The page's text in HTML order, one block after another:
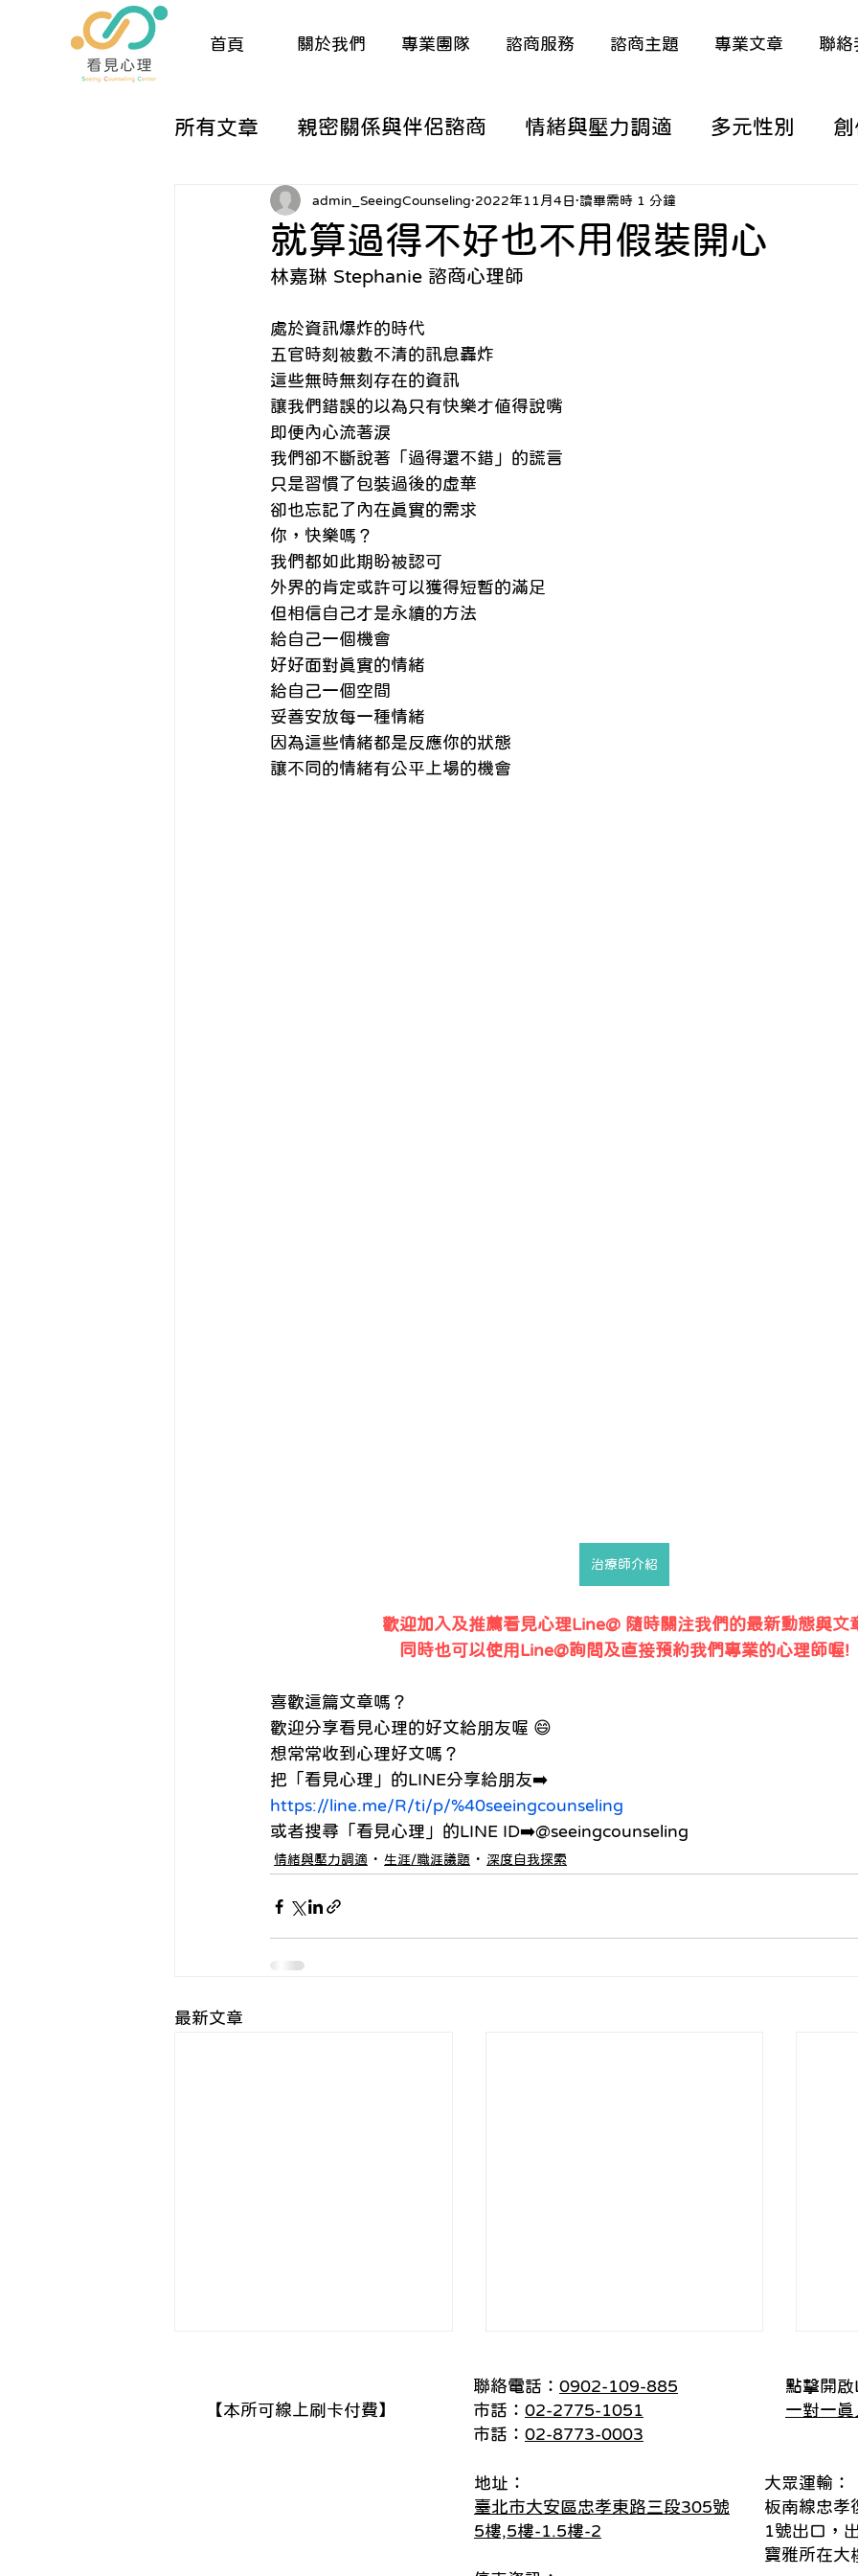
首頁 關於我們 專業團隊 諮商服務 諮商主題 專業文章 聯絡
所有文章 親密關係與伴侶諮商 情緒與壓力調適 多元性別
兒童與親職諮商 生涯/職涯議題 家庭關係與原生家庭
催眠與夢工作 人際議題 特殊議題（含多元語言）
關於諮商的那些大小事 從諮商看新聞時事
精神疾患與身心
自我照顧
就算過得不好也不用假裝開心
admin_SeeingCounseling 2022年11月4日 讀畢需時 1 分鐘
林嘉琳 Stephanie 諮商心理師
處於資訊爆炸的時代
五官時刻被數不清的訊息轟炸
這些無時無刻存在的資訊
讓我們錯誤的以為只有快樂才值得說嘴
即便內心流著淚
我們卻不斷說著「過得還不錯」的謊言
只是習慣了包裝過後的虛華
卻也忘記了內在真實的需求
你，快樂嗎？
我們都如此期盼被認可
外界的肯定或許可以獲得短暫的滿足
但相信自己才是永續的方法
給自己一個機會
好好面對真實的情緒
給自己一個空間
妥善安放每一種情緒
因為這些情緒都是反應你的狀態
讓不同的情緒有公平上場的機會
治療師介紹
歡迎加入及推薦看見心理Line@ 隨時關注我們的最新動態與文
同時也可以使用Line@詢問及直接預約我們專業的心理師喔!
喜歡這篇文章嗎？
歡迎分享看見心理的好文給朋友喔 😄
想常常收到心理好文嗎？
把「看見心理」的LINE分享給朋友➡️
https://line.me/R/ti/p/%40seeingcounseling
或者搜尋「看見心理」的LINE ID➡️@seeingcounseling
情緒與壓力調適 生涯/職涯議題 深度自我探索
最新文章
什麼都還好，但什麼都沒感
覺/ 看見心理 賴聿軒諮商心理
線
芯儀
聯絡電話： 0902-109-885
市話： 02-2775-1051
市話： 02-8773-0003
​【本所可線上刷卡付費】
點擊開啟
一對一
地址：
臺北市大安區忠孝東路三段305號
5樓,5樓-1.5樓-2
大眾運輸：
板南線忠孝
1號出口，
寶雅所在大